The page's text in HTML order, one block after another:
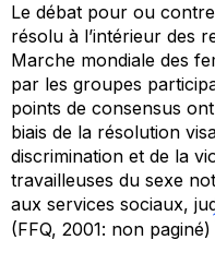
Le débat pour ou
résolu à l’intérieur des
Marche mondiale des
par les groupes
points de consensus
biais de la résolution
discrimination et de la
travailleuses du sexe
aux services sociaux,
(FFQ, 2001: non paginé)